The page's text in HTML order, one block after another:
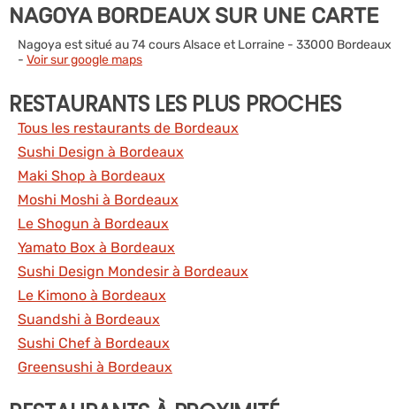
NAGOYA BORDEAUX SUR UNE CARTE
Nagoya est situé au 74 cours Alsace et Lorraine - 33000 Bordeaux
- Voir sur google maps
RESTAURANTS LES PLUS PROCHES
Tous les restaurants de Bordeaux
Sushi Design à Bordeaux
Maki Shop à Bordeaux
Moshi Moshi à Bordeaux
Le Shogun à Bordeaux
Yamato Box à Bordeaux
Sushi Design Mondesir à Bordeaux
Le Kimono à Bordeaux
Suandshi à Bordeaux
Sushi Chef à Bordeaux
Greensushi à Bordeaux